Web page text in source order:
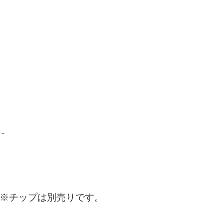
※チップは別売りです。